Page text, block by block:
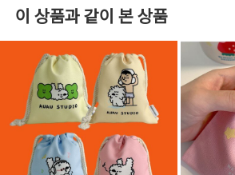
이 상품과 같이 본 상품